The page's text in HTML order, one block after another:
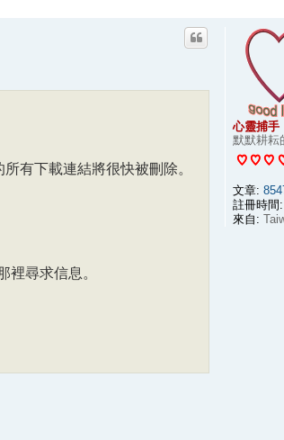
心靈捕手
默默耕耘
文章:
註冊時間:
來自:
有下載連結將很快被刪除。
尋求信息。